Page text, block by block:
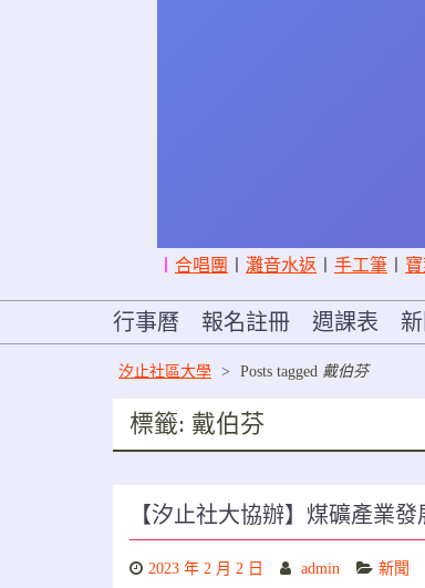
合唱團 灘音水返 手工筆
行事曆 報名註冊 週課表
汐止社區大學 > Posts tagged 戴伯芬
標籤: 戴伯芬
【汐止社大協辦】煤礦產業
2023 年 2 月 2 日 admin 新聞